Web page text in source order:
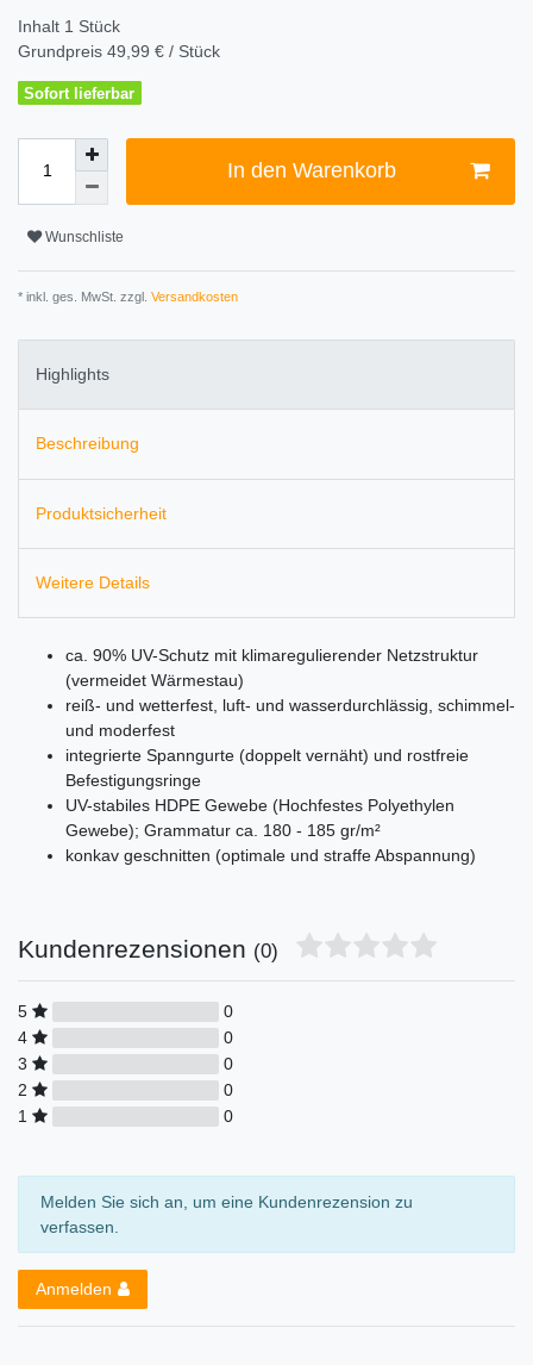
Inhalt 1 Stück
Grundpreis 49,99 € / Stück
Sofort lieferbar
In den Warenkorb
Wunschliste
* inkl. ges. MwSt. zzgl. Versandkosten
Highlights
Beschreibung
Produktsicherheit
Weitere Details
ca. 90% UV-Schutz mit klimaregulierender Netzstruktur
(vermeidet Wärmestau)
reiß- und wetterfest, luft- und wasserdurchlässig, schimmel-
und moderfest
integrierte Spanngurte (doppelt vernäht) und rostfreie
Befestigungsringe
UV-stabiles HDPE Gewebe (Hochfestes Polyethylen
Gewebe); Grammatur ca. 180 - 185 gr/m²
konkav geschnitten (optimale und straffe Abspannung)
Kundenrezensionen (0)
5
0
4
0
3
0
2
0
1
0
Melden Sie sich an, um eine Kundenrezension zu
verfassen.
Anmelden